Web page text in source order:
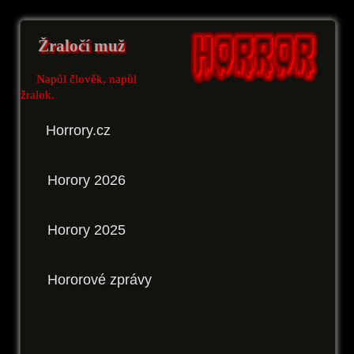
Žraločí muž
Napůl člověk, napůl
žralok.
Horrory.cz
Horory 2026
Horory 2025
Hororové zprávy